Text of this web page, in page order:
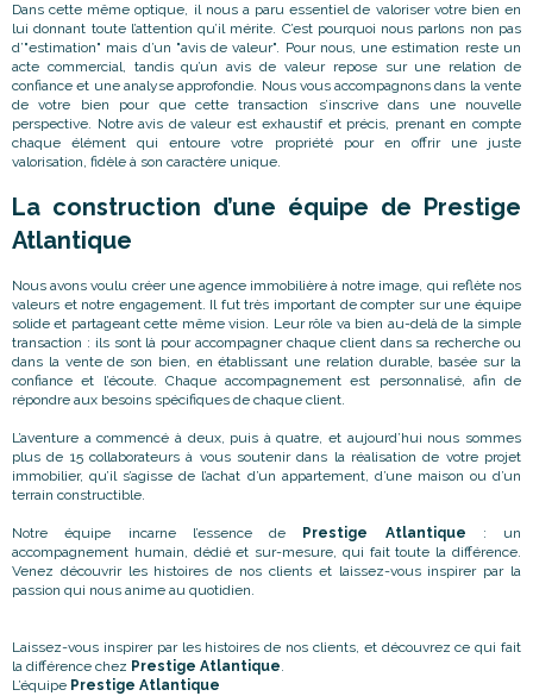
Dans cette même optique, il nous a paru essentiel de valoriser votre bien en
lui donnant toute l’attention qu’il mérite. C’est pourquoi nous parlons non pas
d’"estimation" mais d’un "avis de valeur". Pour nous, une estimation reste un
acte commercial, tandis qu’un avis de valeur repose sur une relation de
confiance et une analyse approfondie. Nous vous accompagnons dans la vente
de votre bien pour que cette transaction s’inscrive dans une nouvelle
perspective. Notre avis de valeur est exhaustif et précis, prenant en compte
chaque élément qui entoure votre propriété pour en offrir une juste
valorisation, fidèle à son caractère unique.
La construction d’une équipe de Prestige
Atlantique
Nous avons voulu créer une agence immobilière à notre image, qui reflète nos
valeurs et notre engagement. Il fut très important de compter sur une équipe
solide et partageant cette même vision. Leur rôle va bien au-delà de la simple
transaction : ils sont là pour accompagner chaque client dans sa recherche ou
dans la vente de son bien, en établissant une relation durable, basée sur la
confiance et l’écoute. Chaque accompagnement est personnalisé, afin de
répondre aux besoins spécifiques de chaque client.
L’aventure a commencé à deux, puis à quatre, et aujourd’hui nous sommes
plus de 15 collaborateurs à vous soutenir dans la réalisation de votre projet
immobilier, qu’il s’agisse de l’achat d’un appartement, d’une maison ou d’un
terrain constructible.
Notre équipe incarne l’essence de Prestige Atlantique : un
accompagnement humain, dédié et sur-mesure, qui fait toute la différence.
Venez découvrir les histoires de nos clients et laissez-vous inspirer par la
passion qui nous anime au quotidien.
Laissez-vous inspirer par les histoires de nos clients, et découvrez ce qui fait
la différence chez Prestige Atlantique.
L’équipe Prestige Atlantique